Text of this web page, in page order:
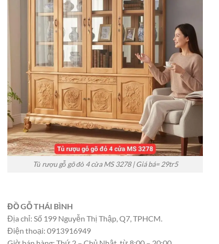
Tủ rượu gỗ gõ đỏ 4 cửa MS 3278 | Giá bá= 29tr5
ĐỒ GỖ THÁI BÌNH
Địa chỉ: Số 199 Nguyễn Thị Thập, Q7, TPHCM.
Điện thoại: 0913916949